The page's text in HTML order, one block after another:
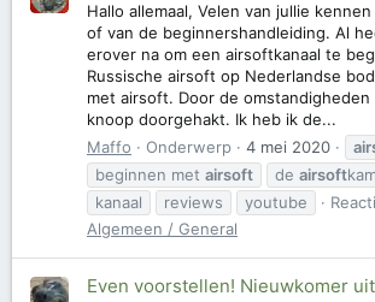
Hallo allemaal, Velen van jullie
of van de beginnershandleiding. Al
erover na om een airsoftkanaal te
Russische airsoft op Nederlandse
met airsoft. Door de omstandigheden
knoop doorgehakt. Ik heb ik de...
Maffo
Onderwerp 4 mei 2020
beginnen met airsoft de airsoft
kanaal
reviews youtube
Algemeen / General
Even voorstellen! Nieuwkomer